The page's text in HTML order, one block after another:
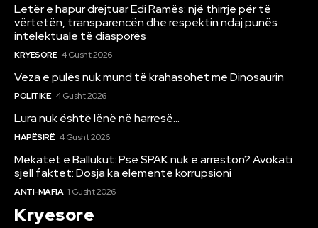
Letër e hapur drejtuar Edi Ramës: një thirrje për të
vërtetën, transparencën dhe respektin ndaj punës
intelektuale të diasporës
KRYESORE 4 Gusht 2026
Veza e pulës nuk mund të krahasohet me Dinosaurin
POLITIKË 4 Gusht 2026
Lura nuk është lënë në harresë…
HAPËSIRË 4 Gusht 2026
Mëkatet e Ballukut: Pse SPAK nuk e arreston? Avokati
sjell faktet: Dosja ka elemente korrupsioni
ANTI-MAFIA 1 Gusht 2026
Kryesore